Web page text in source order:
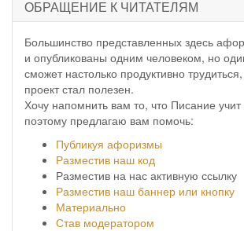
ОБРАЩЕНИЕ К ЧИТАТЕЛЯМ
Большинство представленных здесь
и опубликованы одним человеком, но
сможет настолько продуктивно
проект стал полезен.
Хочу напомнить вам то, что Писание учит
поэтому предлагаю вам помочь:
Публикуя афоризмы
Разместив наш код
Разместив на нас активную ссылку
Разместив наш баннер или кнопку
Материально
Став модератором